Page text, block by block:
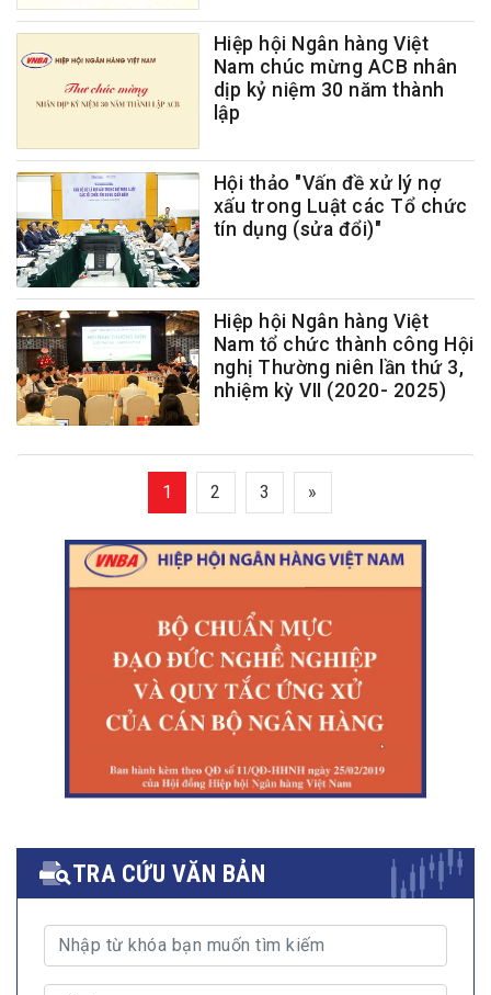
Hiệp hội Ngân hàng Việt
Nam chúc mừng ACB nhân
dịp kỷ niệm 30 năm thành
lập
Hội thảo "Vấn đề xử lý nợ
xấu trong Luật các Tổ chức
tín dụng (sửa đổi)"
Hiệp hội Ngân hàng Việt
Nam tổ chức thành công Hội
nghị Thường niên lần thứ 3,
nhiệm kỳ VII (2020- 2025)
1 2 3 »
TRA CỨU VĂN BẢN